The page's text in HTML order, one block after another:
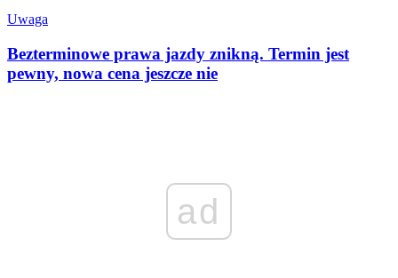
Uwaga
Bezterminowe prawa jazdy znikną. Termin jest
pewny, nowa cena jeszcze nie
ad